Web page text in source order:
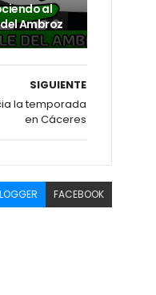
al
Ambroz
SIGUIENTE
la temporada
en Cáceres
FACEBOOK